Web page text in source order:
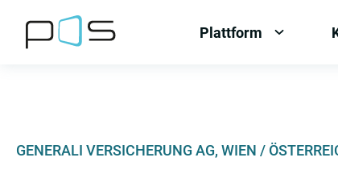
Plattform
OPEN
GENERALI VERSICHERUNG AG, WIEN /